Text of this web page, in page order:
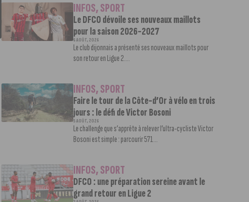
INFOS,SPORT
Le DFCO dévoile ses nouveaux maillots
pour la saison 2026-2027
6 AOÛT, 2026
Le club dijonnais a présenté ses nouveaux maillots pour
son retour en Ligue 2....
INFOS,SPORT
Faire le tour de la Côte-d’Or à vélo en trois
jours : le défi de Victor Bosoni
5 AOÛT, 2026
Le challenge que s’apprête à relever l’ultra-cycliste Victor
Bosoni est simple : parcourir 571...
INFOS,SPORT
DFCO : une préparation sereine avant le
grand retour en Ligue 2